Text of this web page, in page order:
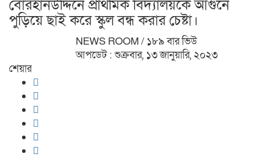
বোরহানউদ্দিনে প্রাথমিক বিদ্যালয়কে আগুনে
পুড়িয়ে ছাই করে স্কুল বন্ধ করার চেষ্টা।
NEWS ROOM / ১৮৯ বার ভিউ
আপডেট : শুক্রবার, ১৩ জানুয়ারি, ২০২৩
শেয়ার